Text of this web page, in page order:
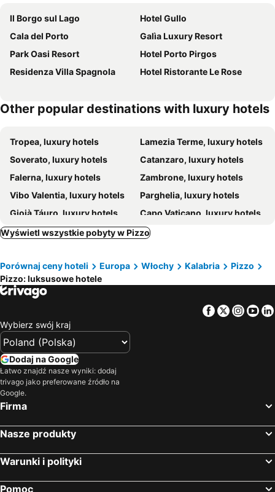
Il Borgo sul Lago
Hotel Gullo
Cala del Porto
Galìa Luxury Resort
Park Oasi Resort
Hotel Porto Pirgos
Residenza Villa Spagnola
Hotel Ristorante Le Rose
Other popular destinations with luxury hotels
Tropea, luxury hotels
Lamezia Terme, luxury hotels
Soverato, luxury hotels
Catanzaro, luxury hotels
Falerna, luxury hotels
Zambrone, luxury hotels
Vibo Valentia, luxury hotels
Parghelia, luxury hotels
Gioià Táuro, luxury hotels
Capo Vaticano, luxury hotels
Gasperina, luxury hotels
Ricadi, luxury hotels
Maida, luxury hotels
Gioiosa Ionica, luxury hotels
Polistena, luxury hotels
Lago, luxury hotels
Badolato, luxury hotels
Borgia, luxury hotels
Belmonte Calabro, luxury hotels
Gizzeria, luxury hotels
Wyświetl wszystkie pobyty w Pizzo
Porównaj ceny hoteli Europa Włochy Kalabria
Pizzo
Pizzo: luksusowe hotele
Facebook
Twitter
Wybierz swój kraj
Dodaj na Google
Łatwo znajdź nasze wyniki: dodaj
trivago jako preferowane źródło na
Google.
Firma
Nasze produkty
Warunki i polityki
Pomoc